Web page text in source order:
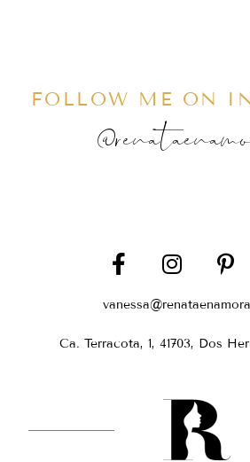
FOLLOW ME ON
Ca. Terracota, 1, 41703, Dos